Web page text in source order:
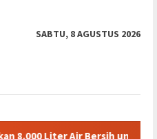
SABTU, 8 AGUSTUS 2026
Bersih untuk Warga Ngambon